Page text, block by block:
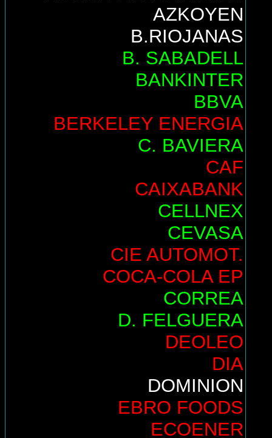
AZKOYEN
B.RIOJANAS
B. SABADELL
BANKINTER
BBVA
BERKELEY ENERGIA
C. BAVIERA
CAF
CAIXABANK
CELLNEX
CEVASA
CIE AUTOMOT.
COCA-COLA EP
CORREA
D. FELGUERA
DEOLEO
DIA
DOMINION
EBRO FOODS
ECOENER